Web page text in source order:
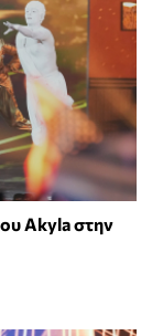
Akyla στην